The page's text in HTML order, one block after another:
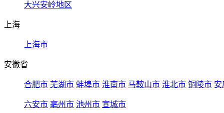
大兴安岭地区
上海
上海市
安徽省
合肥市 芜湖市 蚌埠市 淮南市 马鞍山市 淮北市 铜陵市 安
六安市 亳州市 池州市 宣城市